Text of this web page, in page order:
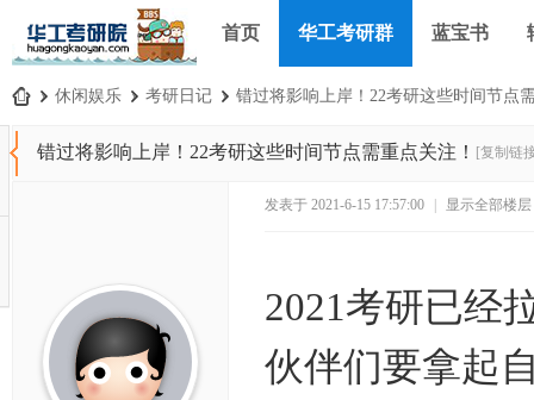
首页 华工考研群 蓝宝书
华
› 休闲娱乐 › 考研日记 › 错过将影响上岸！22考研这些时间节点
错过将影响上岸！22考研这些时间节点需重点关注！ [复制链
发表于 2021-6-15 17:57:00 显示全部楼层
2021考研已经
伙伴们要拿起